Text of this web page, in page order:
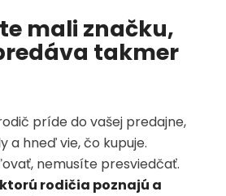
mali značku,
takmer
príde do vašej predajne,
a hneď vie, čo kupuje.
nemusíte presviedčať.
rodičia poznajú a